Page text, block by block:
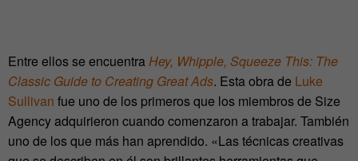
Entre ellos se encuentraHey, Whipple, Squeeze This: The
Classic Guide to Creating Great Ads. Esta obra de Luke
Sullivan fue uno de los primeros que los miembros de Size
Agency adquirieron cuando comenzaron a trabajar. También
uno de los que más han aprendido. «Las técnicas creativas